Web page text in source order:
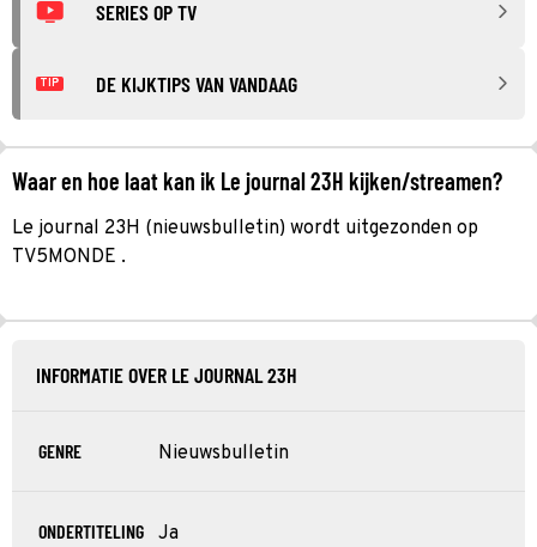
SERIES OP TV
TIP DE KIJKTIPS VAN VANDAAG
Waar en hoe laat kan ik Le journal 23H kijken/streamen?
Le journal 23H (nieuwsbulletin) wordt uitgezonden op
TV5MONDE .
INFORMATIE OVER LE JOURNAL 23H
GENRE Nieuwsbulletin
ONDERTITELING Ja